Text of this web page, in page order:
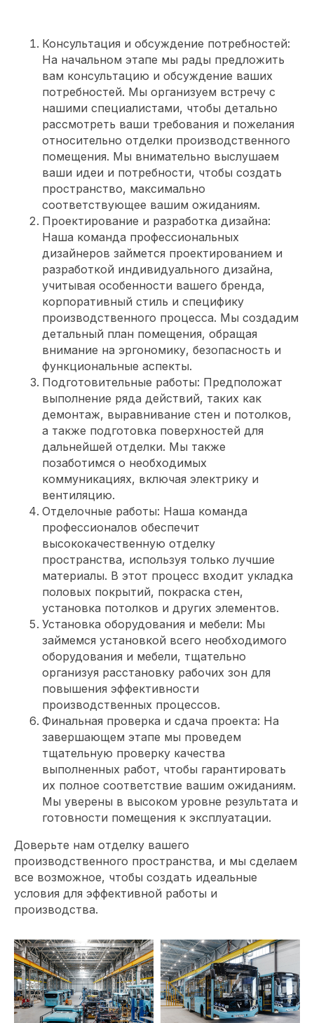
Консультация и обсуждение потребностей:
На начальном этапе мы рады предложить
вам консультацию и обсуждение ваших
потребностей. Мы организуем встречу с
нашими специалистами, чтобы детально
рассмотреть ваши требования и пожелания
относительно отделки производственного
помещения. Мы внимательно выслушаем
ваши идеи и потребности, чтобы создать
пространство, максимально
соответствующее вашим ожиданиям.
Проектирование и разработка дизайна:
Наша команда профессиональных
дизайнеров займется проектированием и
разработкой индивидуального дизайна,
учитывая особенности вашего бренда,
корпоративный стиль и специфику
производственного процесса. Мы создадим
детальный план помещения, обращая
внимание на эргономику, безопасность и
функциональные аспекты.
Подготовительные работы: Предположат
выполнение ряда действий, таких как
демонтаж, выравнивание стен и потолков,
а также подготовка поверхностей для
дальнейшей отделки. Мы также
позаботимся о необходимых
коммуникациях, включая электрику и
вентиляцию.
Отделочные работы: Наша команда
профессионалов обеспечит
высококачественную отделку
пространства, используя только лучшие
материалы. В этот процесс входит укладка
половых покрытий, покраска стен,
установка потолков и других элементов.
Установка оборудования и мебели: Мы
займемся установкой всего необходимого
оборудования и мебели, тщательно
организуя расстановку рабочих зон для
повышения эффективности
производственных процессов.
Финальная проверка и сдача проекта: На
завершающем этапе мы проведем
тщательную проверку качества
выполненных работ, чтобы гарантировать
их полное соответствие вашим ожиданиям.
Мы уверены в высоком уровне результата и
готовности помещения к эксплуатации.
Доверьте нам отделку вашего
производственного пространства, и мы сделаем
все возможное, чтобы создать идеальные
условия для эффективной работы и
производства.
Обсудите проект
с главным
компании
Специалист свяжется с вами, чтобы
уточнить детали проекта и подберет
удобное время для встречи с
архитектором. Встречу можно